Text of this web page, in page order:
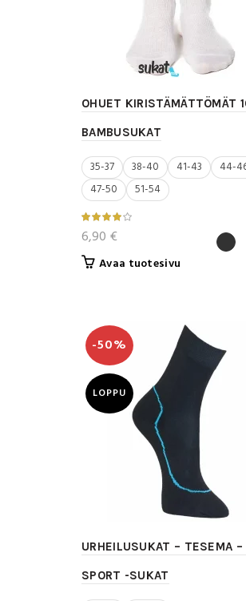
OHUET KIRISTÄMÄTTÖMÄT
BAMBUSUKAT
35-37 38-40 41-43
44-
47-50
51-54
6,90 €
Avaa tuotesivu
muunnelma.
valinnat
tuotteen
sivulla.
-50%
LOPPU
URHEILUSUKAT – TESEMA –
SPORT -SUKAT